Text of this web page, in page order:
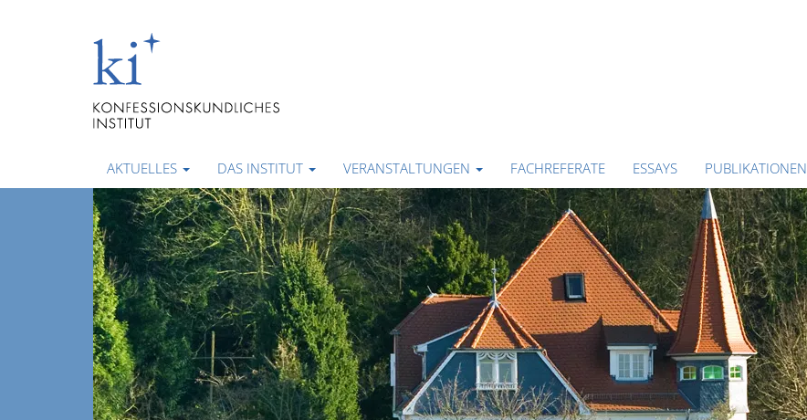
AKTUELLES DAS INSTITUT VERANSTALTUNGEN FACHREFERATE ESSAYS PUBLIKATIONEN